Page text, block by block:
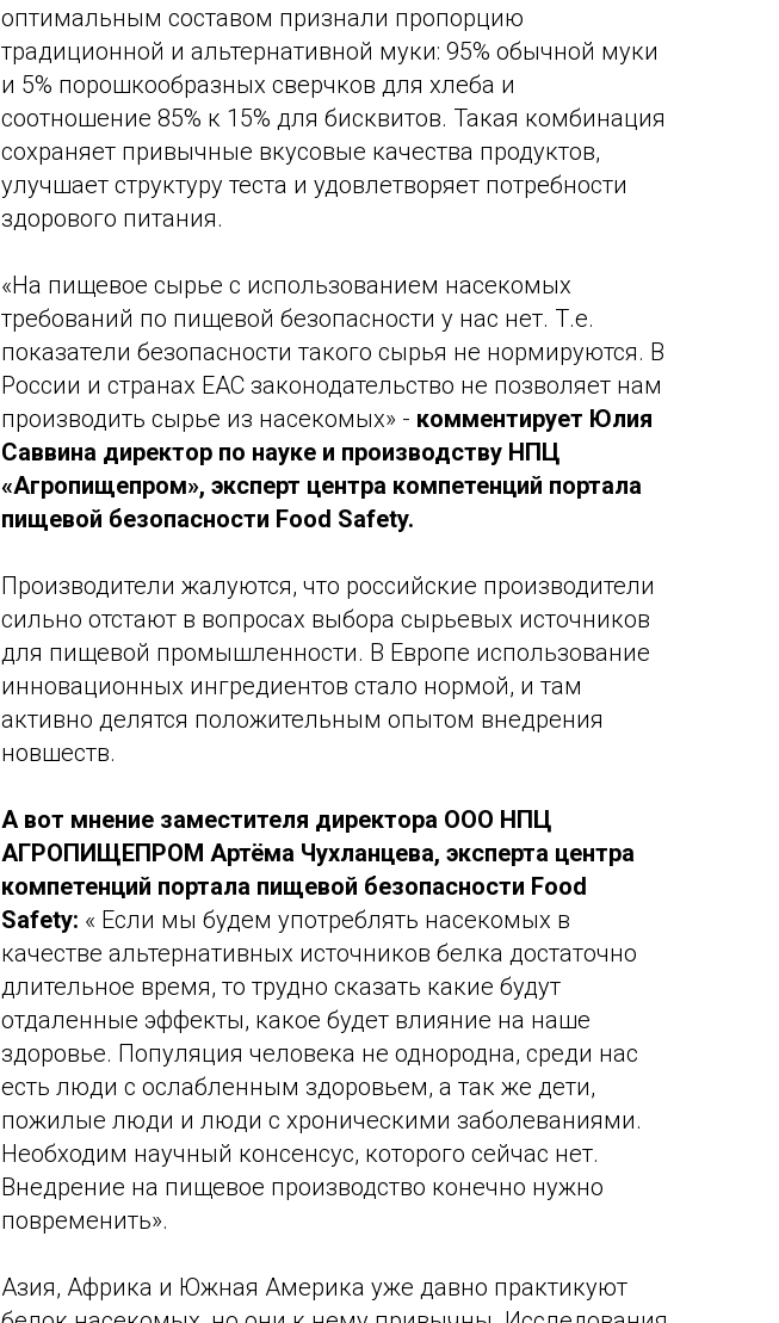
оптимальным составом признали пропорцию
традиционной и альтернативной муки: 95% обычной муки
и 5% порошкообразных сверчков для хлеба и
соотношение 85% к 15% для бисквитов. Такая комбинация
сохраняет привычные вкусовые качества продуктов,
улучшает структуру теста и удовлетворяет потребности
здорового питания.
«На пищевое сырье с использованием насекомых
требований по пищевой безопасности у нас нет. Т.е.
показатели безопасности такого сырья не нормируются. В
России и странах ЕАС законодательство не позволяет нам
производить сырье из насекомых» - комментирует Юлия
Саввина директор по науке и производству НПЦ
«Агропищепром», эксперт центра компетенций портала
пищевой безопасности Food Safety.
Производители жалуются, что российские производители
сильно отстают в вопросах выбора сырьевых источников
для пищевой промышленности. В Европе использование
инновационных ингредиентов стало нормой, и там
активно делятся положительным опытом внедрения
новшеств.
А вот мнение заместителя директора ООО НПЦ
АГРОПИЩЕПРОМ Артёма Чухланцева, эксперта центра
компетенций портала пищевой безопасности Food
Safety: « Если мы будем употреблять насекомых в
качестве альтернативных источников белка достаточно
длительное время, то трудно сказать какие будут
отдаленные эффекты, какое будет влияние на наше
здоровье. Популяция человека не однородна, среди нас
есть люди с ослабленным здоровьем, а так же дети,
пожилые люди и люди с хроническими заболеваниями.
Необходим научный консенсус, которого сейчас нет.
Внедрение на пищевое производство конечно нужно
повременить».
Азия, Африка и Южная Америка уже давно практикуют